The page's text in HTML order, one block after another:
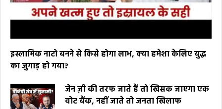
इस्लामिक नाटो बनने से किसे होगा लाभ, क्या हमेशा केलिए युद्ध
का जुगाड़ हो गया?
जेन ज़ी की तरफ जाते हैं तो खिसक जाएगा एक
वोट बैंक, नहीं जाते तो जनता खिलाफ